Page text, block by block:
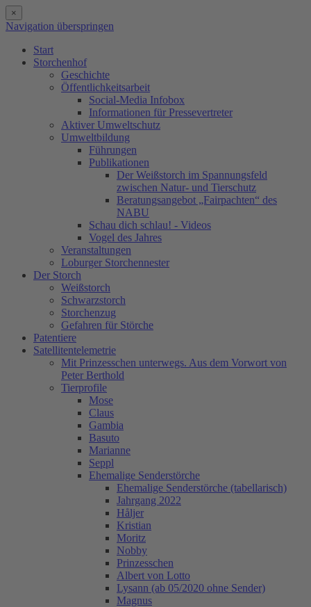
×
Navigation überspringen
Start
Storchenhof
Geschichte
Öffentlichkeitsarbeit
Social-Media Infobox
Informationen für Pressevertreter
Aktiver Umweltschutz
Umweltbildung
Führungen
Publikationen
Der Weißstorch im Spannungsfeld
zwischen Natur- und Tierschutz
Beratungsangebot „Fairpachten“ des
NABU
Schau dich schlau! - Videos
Vogel des Jahres
Veranstaltungen
Loburger Storchennester
Der Storch
Weißstorch
Schwarzstorch
Storchenzug
Gefahren für Störche
Patentiere
Satellitentelemetrie
Mit Prinzesschen unterwegs. Aus dem Vorwort von
Peter Berthold
Tierprofile
Mose
Claus
Gambia
Basuto
Marianne
Seppl
Ehemalige Senderstörche
Ehemalige Senderstörche (tabellarisch)
Jahrgang 2022
Håljer
Kristian
Moritz
Nobby
Prinzesschen
Albert von Lotto
Lysann (ab 05/2020 ohne Sender)
Magnus